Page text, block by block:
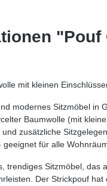
mit kleinen
modernes Sitzmöbel in
Baumwolle (mit
zusätzliche
für alle
trendiges Sitzmöbel,
Der Strickpouf